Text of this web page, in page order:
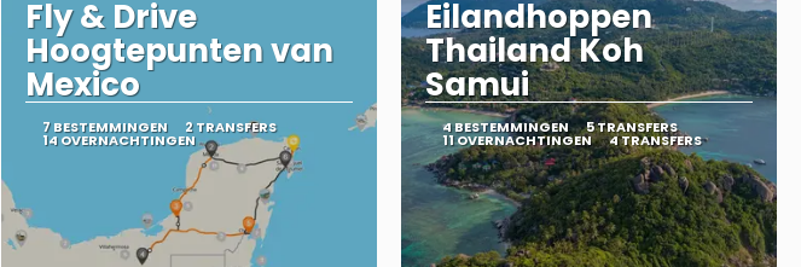
Fly & Drive
Hoogtepunten van
Mexico
7 BESTEMMINGEN 2 TRANSFERS
14 OVERNACHTINGEN
Eilandhoppen
Thailand Koh
Samui
4 BESTEMMINGEN 5 TRANSFERS
11 OVERNACHTINGEN 4 TRANSFERS